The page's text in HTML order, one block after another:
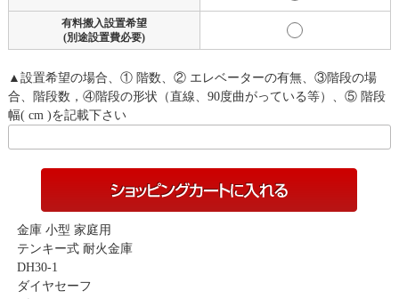
有料搬入設置希望
(別途設置費必要)
▲設置希望の場合、① 階数、② エレベーターの有無、③階段の場
合、階段数，④階段の形状（直線、90度曲がっている等）、⑤ 階段
幅( cm )を記載下さい
金庫 小型 家庭用
テンキー式 耐火金庫
DH30-1
ダイヤセーフ